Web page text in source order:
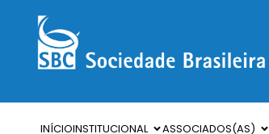
INÍCIOINSTITUCIONAL ASSOCIADOS(AS)